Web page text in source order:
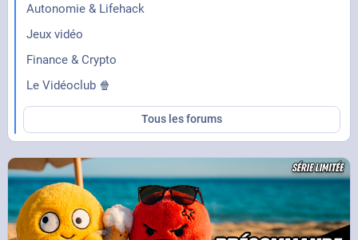
Autonomie & Lifehack
Jeux vidéo
Finance & Crypto
Le Vidéoclub 🍿
Tous les forums